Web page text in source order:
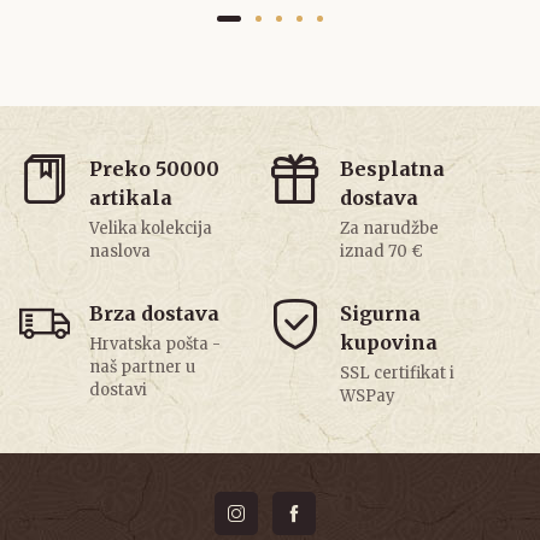
Preko 50000
artikala
Velika kolekcija
naslova
Besplatna
dostava
Za narudžbe
iznad 70 €
Brza dostava
Hrvatska pošta -
naš partner u
dostavi
Sigurna
kupovina
SSL certifikat i
WSPay